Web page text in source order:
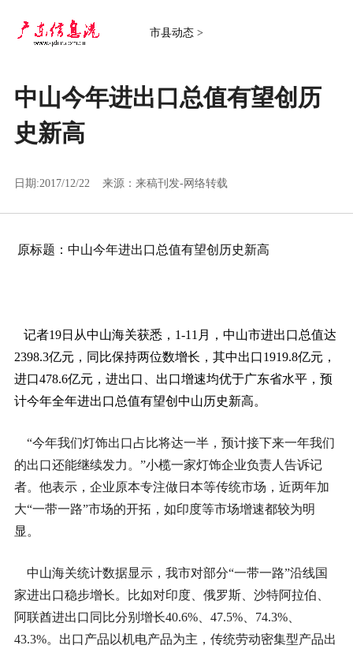
市县动态 >
中山今年进出口总值有望创历
史新高
日期:2017/12/22 来源： 来稿刊发-网络转载
原标题：中山今年进出口总值有望创历史新高
记者19日从中山海关获悉，1-11月，中山市进出口总值达
2398.3亿元，同比保持两位数增长，其中出口1919.8亿元，
进口478.6亿元，进出口、出口增速均优于广东省水平，预
计今年全年进出口总值有望创中山历史新高。
“今年我们灯饰出口占比将达一半，预计接下来一年我们
的出口还能继续发力。”小榄一家灯饰企业负责人告诉记
者。他表示，企业原本专注做日本等传统市场，近两年加
大“一带一路”市场的开拓，如印度等市场增速都较为明
显。
中山海关统计数据显示，我市对部分“一带一路”沿线国
家进出口稳步增长。比如对印度、俄罗斯、沙特阿拉伯、
阿联酋进出口同比分别增长40.6%、47.5%、74.3%、
43.3%。出口产品以机电产品为主，传统劳动密集型产品出